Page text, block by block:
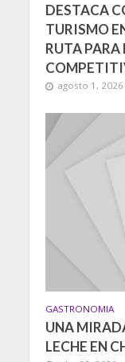
DESTACA
TURISMO
RUTA PARA
agosto 1, 2026
GASTRONOMIA
UNA
LECHE EN